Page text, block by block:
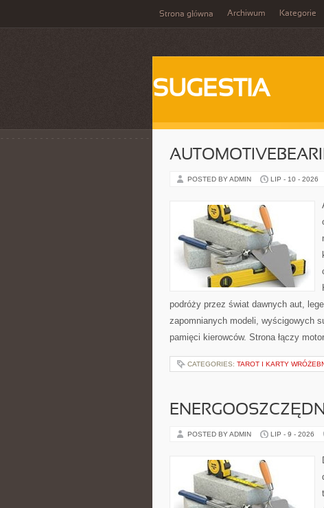
Strona główna Archiwum Kategorie
SUGESTIA
POSTED BY ADMIN LIP - 10 - 2026
podróży przez świat dawnych aut,
zapomnianych modeli, wyścigowych
pamięci kierowców. Strona łączy
CATEGORIES: TAROT I KARTY
POSTED BY ADMIN LIP - 9 - 2026